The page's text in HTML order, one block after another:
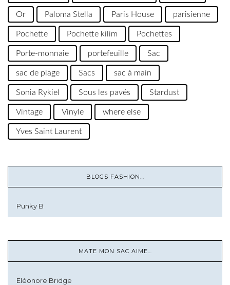
Or Paloma Stella Paris House parisienne
Pochette Pochette kilim Pochettes
Porte-monnaie portefeuille Sac
sac de plage Sacs sac à main
Sonia Rykiel Sous les pavés Stardust
Vintage Vinyle where else
Yves Saint Laurent
BLOGS FASHION…
Punky B
MATE MON SAC AIME…
Eléonore Bridge